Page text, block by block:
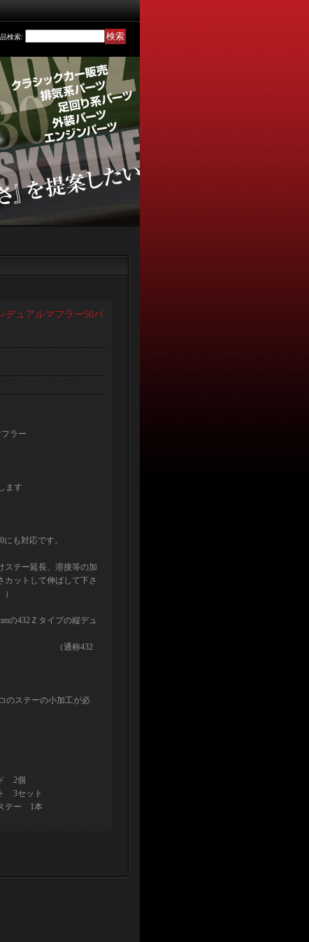
検索:
デュアルマフラー50パ
ラー
ます
も対応です。
ステー延長、溶接等の加
カットして伸ばして下さ
の432Ｚタイプの縦デュ
432
のステーの小加工が必
個
ット
テー 1本